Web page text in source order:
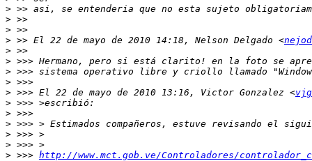
>
>
>
> >> El 22 de mayo de 2010 14:18, Nelson Delgado <
>
>
>
>
> >>> El 22 de mayo de 2010 13:16, Victor Gonzalez <
>
>
>
>
>
> >>> http://www.mct.gob.ve/Controladores/